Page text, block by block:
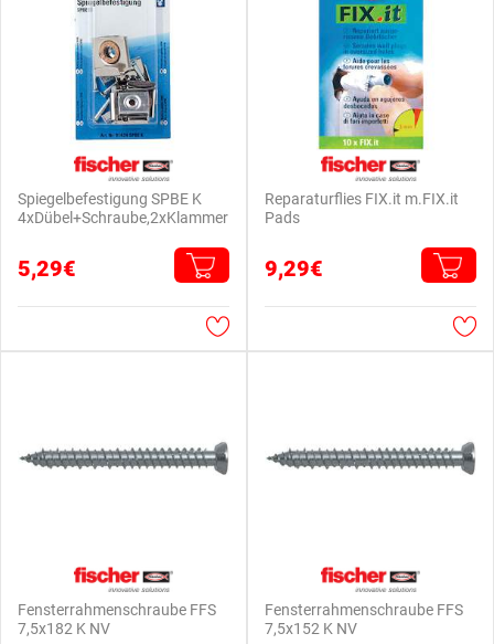
Spiegelbefestigung SPBE K
4xDübel+Schraube,2xKlammer
5,29€
Reparaturflies FIX.it m.FIX.it
Pads
9,29€
Fensterrahmenschraube FFS
7,5x182 K NV
Fensterrahmenschraube FFS
7,5x152 K NV